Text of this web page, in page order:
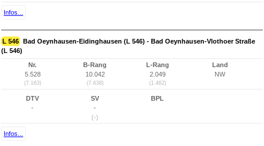
Infos...
L 546 Bad Oeynhausen-Eidinghausen (L 546) - Bad Oeynhausen-Vlothoer Straße
(L 546)
Nr.
5.528
(7.163)
B-Rang
10.042
(7.638)
L-Rang
2.049
(1.462)
Land
NW
DTV
-
SV
-
(-)
BPL
Infos...